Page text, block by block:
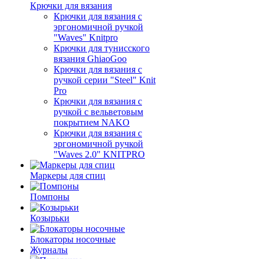
Крючки для вязания
Крючки для вязания с
эргономичной ручкой
"Waves" Knitpro
Крючки для тунисского
вязания GhiaoGoo
Крючки для вязания с
ручкой серии "Steel" Knit
Pro
Крючки для вязания с
ручкой с вельветовым
покрытием NAKO
Крючки для вязания с
эргономичной ручкой
"Waves 2.0" KNITPRO
Маркеры для спиц
Помпоны
Козырьки
Блокаторы носочные
Журналы